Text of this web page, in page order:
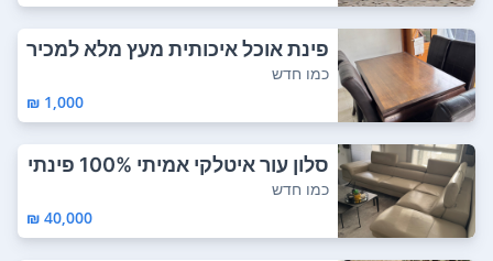
פינת אוכל איכותית מעץ מלא למכיר
ה שולחן ב...
כמו חדש
1,000 ₪
סלון עור איטלקי אמיתי 100% פינתי
נקנה "ב...
כמו חדש
40,000 ₪